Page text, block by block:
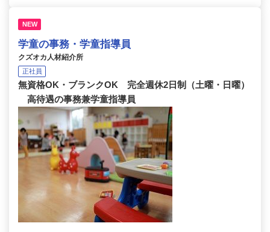
NEW
学童の事務・学童指導員
クズオカ人材紹介所
正社員
無資格OK・ブランクOK 完全週休2日制（土曜・日曜）
高待遇の事務兼学童指導員